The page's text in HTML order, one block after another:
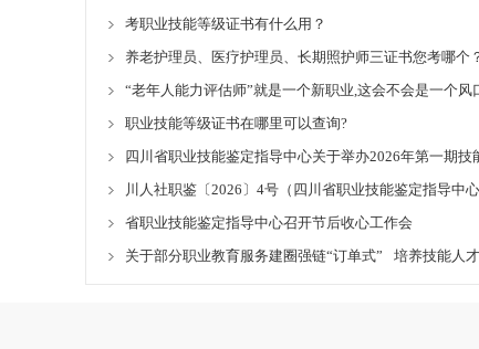
考职业技能等级证书有什么用？
养老护理员、医疗护理员、长期照护师三证书您考哪个
“老年人能力评估师”就是一个新职业,这会不会是一个风
职业技能等级证书在哪里可以查询?
四川省职业技能鉴定指导中心关于举办2026年第一期
川人社职鉴〔2026〕4号（四川省职业技能鉴定指导中
省职业技能鉴定指导中心召开节后收心工作会
关于部分职业教育服务建圈强链“订单式” 培养技能人